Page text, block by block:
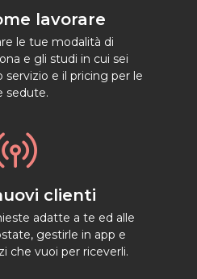
lavorare
le tue modalità di
e gli studi in cui sei
servizio e il pricing per le
sedute.
clienti
adatte a te ed alle
gestirle in app e
che vuoi per riceverli.